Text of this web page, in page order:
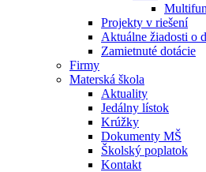
Projekty v riešení
Aktuálne žiadosti o
Zamietnuté dotácie
Firmy
Materská škola
Aktuality
Jedálny lístok
Krúžky
Dokumenty MŠ
Školský poplatok
Kontakt